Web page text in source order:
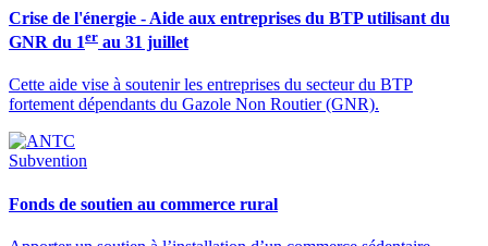
Crise de l'énergie - Aide aux entreprises du BTP utilisant du
GNR du 1er au 31 juillet
Cette aide vise à soutenir les entreprises du secteur du BTP
fortement dépendants du Gazole Non Routier (GNR).
Subvention
Fonds de soutien au commerce rural